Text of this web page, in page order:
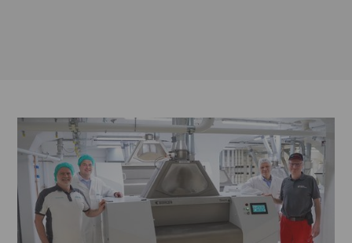
Siebe
Schälmühlen
Reismühlen
Plansichter